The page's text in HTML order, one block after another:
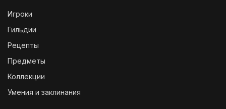
Игроки
Гильдии
Рецепты
Предметы
Коллекции
Умения и заклинания